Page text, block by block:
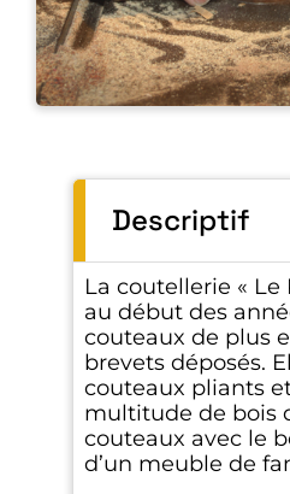
Descriptif
La coutellerie «
au début des
couteaux de plus
brevets déposés.
couteaux pliants
multitude de bois
couteaux avec le
d’un meuble de